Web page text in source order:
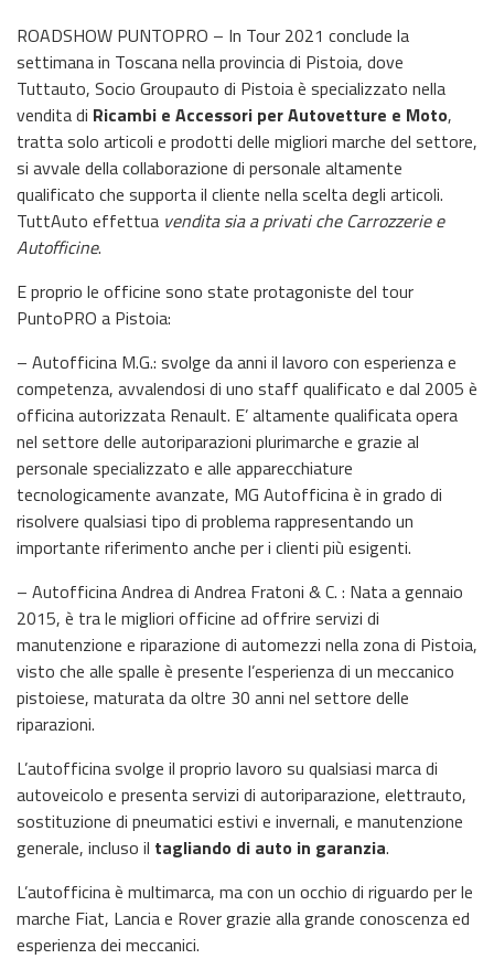
ROADSHOW PUNTOPRO – In Tour 2021 conclude la
settimana in Toscana nella provincia di Pistoia, dove
Tuttauto, Socio Groupauto di Pistoia è specializzato nella
vendita di Ricambi e Accessori per Autovetture e Moto,
tratta solo articoli e prodotti delle migliori marche del settore,
si avvale della collaborazione di personale altamente
qualificato che supporta il cliente nella scelta degli articoli.
TuttAuto effettua vendita sia a privati che Carrozzerie e
Autofficine.
E proprio le officine sono state protagoniste del tour
PuntoPRO a Pistoia:
– Autofficina M.G.: svolge da anni il lavoro con esperienza e
competenza, avvalendosi di uno staff qualificato e dal 2005 è
officina autorizzata Renault. E’ altamente qualificata opera
nel settore delle autoriparazioni plurimarche e grazie al
personale specializzato e alle apparecchiature
tecnologicamente avanzate, MG Autofficina è in grado di
risolvere qualsiasi tipo di problema rappresentando un
importante riferimento anche per i clienti più esigenti.
– Autofficina Andrea di Andrea Fratoni & C. : Nata a gennaio
2015, è tra le migliori officine ad offrire servizi di
manutenzione e riparazione di automezzi nella zona di Pistoia,
visto che alle spalle è presente l’esperienza di un meccanico
pistoiese, maturata da oltre 30 anni nel settore delle
riparazioni.
L’autofficina svolge il proprio lavoro su qualsiasi marca di
autoveicolo e presenta servizi di autoriparazione, elettrauto,
sostituzione di pneumatici estivi e invernali, e manutenzione
generale, incluso il tagliando di auto in garanzia.
L’autofficina è multimarca, ma con un occhio di riguardo per le
marche Fiat, Lancia e Rover grazie alla grande conoscenza ed
esperienza dei meccanici.